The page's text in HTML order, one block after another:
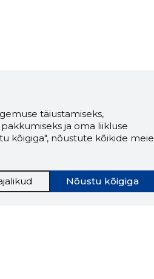
täiustamiseks,
ja oma liikluse
kõigiga", nõustute kõikide meie
Nõustu kõigiga